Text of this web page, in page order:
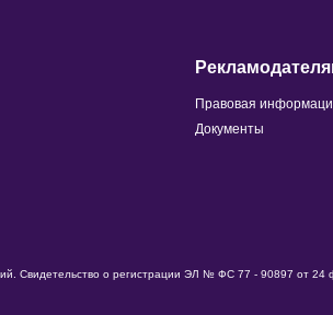
Правовая
Документы
Свидетельство о регистрации ЭЛ № ФС 77 - 90897 от 24